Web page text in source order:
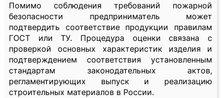
Помимо соблюдения требований пожарной
безопасности предприниматель может
подтвердить соответствие продукции правилам
ГОСТ или ТУ. Процедура оценки связана с
проверкой основных характеристик изделия и
подтверждением соответствия установленным
стандартам законодательных актов,
регламентирующих выпуск и реализацию
строительных материалов в России.